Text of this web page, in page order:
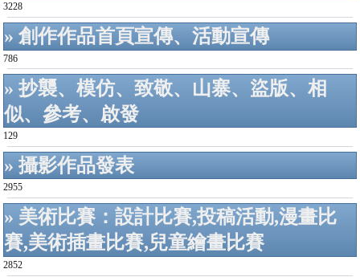
3228
» 創作作品首頁宣傳、活動宣傳
786
» 抄襲、模仿、致敬、山寨、盜版、相
似、參考、啟發
129
» 攝影作品發表
2955
» 美術比賽：設計比賽,投稿活動,漫畫比
賽,美術插畫比賽,兒童繪畫比賽
2852